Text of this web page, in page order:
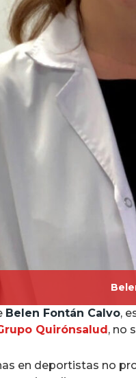
Belen Fontán Calvo,
Quirónsalud , no
en deportistas no